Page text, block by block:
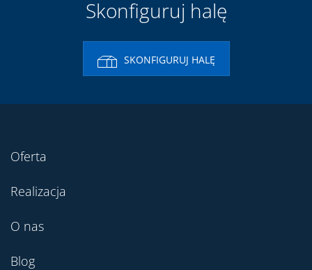
Skonfiguruj halę
SKONFIGURUJ HALĘ
Oferta
Realizacja
O nas
Blog